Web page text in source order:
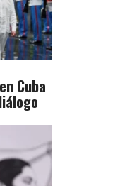
Cuba